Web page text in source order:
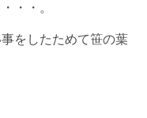
・・。
をしたためて笹の葉